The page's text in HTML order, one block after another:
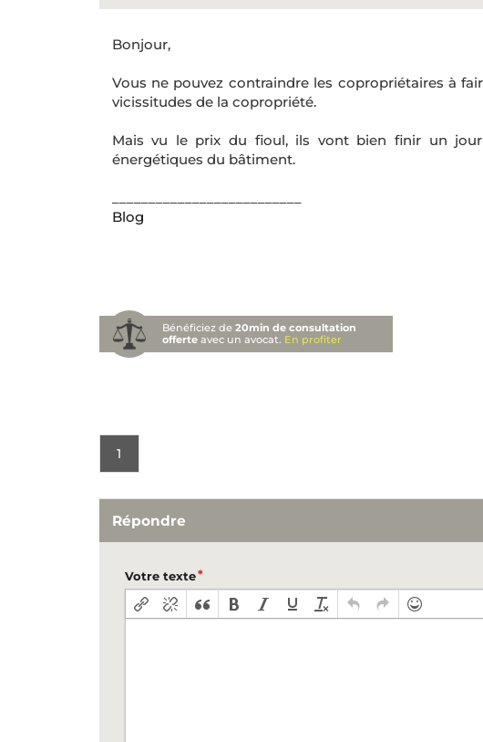
Bonjour,
Vous ne pouvez contraindre les copropriétaires à
vicissitudes de la copropriété.
Mais vu le prix du fioul, ils vont bien finir un
énergétiques du bâtiment.
Blog
Bénéficiez de20min de consultation
offerte avec un avocat. En profiter
1
Répondre
Votre texte